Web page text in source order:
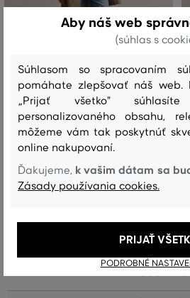
DŽÍNSY GANT EXTRA SLIM ACTIVE
RECOVER JEANS
Dostupné veľkosti:
Recenzie
Aby náš web
(súhlas s
Súhlasom so spracovaním
pomáhate zlepšovať náš web.
„Prijať všetko"
personalizovaného obsahu,
môžeme vám tak poskytnúť
online nakupovaní.
Ďakujeme, k vašim dátam sa
Zásady používania cookies.
PODROBNÉ
PRIJAŤ